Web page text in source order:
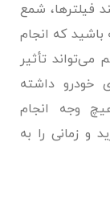
فیلترها، شمع
که انجام
تأثیر
خودرو داشته
وجه انجام
و زمانی را به